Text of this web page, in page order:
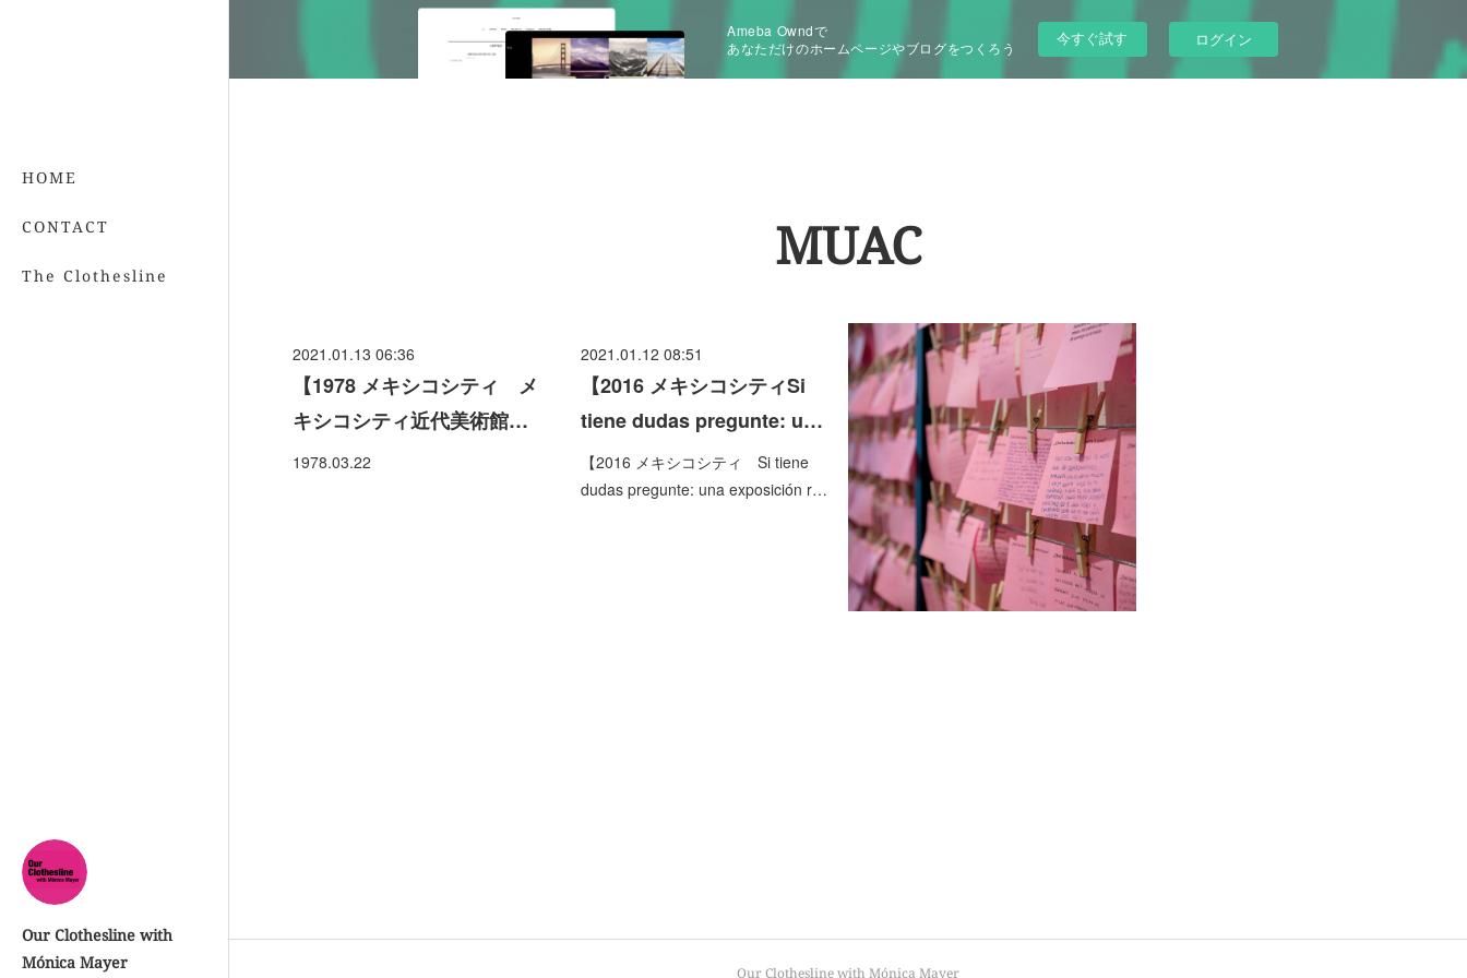
HOME
CONTACT
The Clothesline
Our Clothesline with
Mónica Mayer
Ameba Owndで
あなただけのホームページやブログをつくろう
今すぐ試す ログイン
MUAC
2021.01.13 06:36
【1978 メキシコシティ メ
キシコシティ近代美術館…
1978.03.22
2021.01.12 08:51
【2016 メキシコシティSi
tiene dudas pregunte: u…
【2016 メキシコシティ Si tiene
dudas pregunte: una exposición r…
Our Clothesline with Mónica Mayer